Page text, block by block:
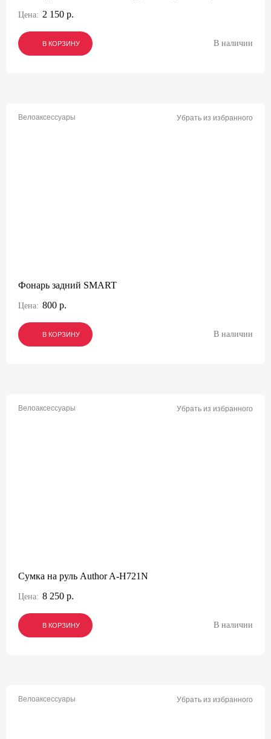
Цена: 2 150 р.
В КОРЗИНУ
В КОРЗИНУ
В КОРЗИНУ В наличии
Велоаксессуары Убрать из избранного
Фонарь задний SMART
Цена: 800 р.
В КОРЗИНУ
В КОРЗИНУ
В КОРЗИНУ В наличии
Велоаксессуары Убрать из избранного
Сумка на руль Author A-H721N
Цена: 8 250 р.
В КОРЗИНУ
В КОРЗИНУ
В КОРЗИНУ В наличии
Велоаксессуары Убрать из избранного